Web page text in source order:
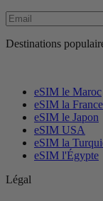
Destinations
eSIM le Maroc
eSIM la France
eSIM le Japon
eSIM USA
eSIM la
eSIM l'Égypte
Légal